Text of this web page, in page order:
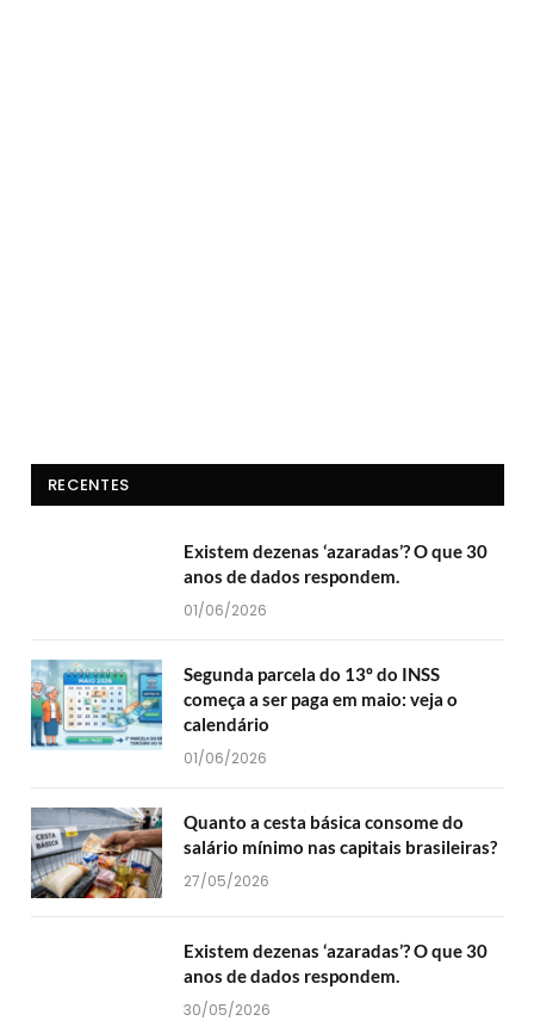
RECENTES
Existem dezenas ‘azaradas’? O que 30
anos de dados respondem.
01/06/2026
Segunda parcela do 13º do INSS
começa a ser paga em maio: veja o
calendário
01/06/2026
Quanto a cesta básica consome do
salário mínimo nas capitais brasileiras?
27/05/2026
Existem dezenas ‘azaradas’? O que 30
anos de dados respondem.
30/05/2026